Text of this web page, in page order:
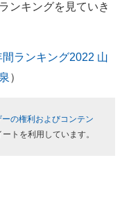
ンキングを見ていき
ランキング2022 山
）
ーの権利およびコンテン
トを利用しています。